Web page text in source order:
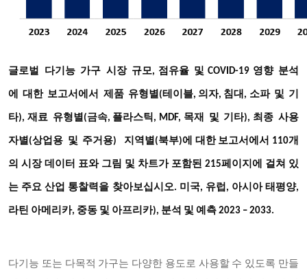
글로벌 다기능 가구 시장 규모 , 점유율 및 COVID-19 영향 분석
에 대한 보고서에서 제품 유형별 (테이블, 의자, 침대 , 소파 및 기
타), 재료 유형별 (금속, 플라스틱 , MDF, 목재 및 기타), 최종 사용
자별 (상업용 및 주거용) 지역별 (북부)에 대한 보고서에서 110개
의 시장 데이터 표와 그림 및 차트가 포함된 215페이지에 걸쳐 있
는 주요 산업 통찰력을 찾아보십시오. 미국, 유럽, 아시아 태평양,
라틴 아메리카, 중동 및 아프리카), 분석 및 예측 2023 – 2033.
다기능 또는 다목적 가구는 다양한 용도로 사용할 수 있도록 만들